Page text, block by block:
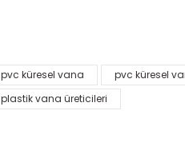
Bu ürünün fiyat bilgisi,
Ürün resmi kalitesiz, bozuk veya
pvc küresel vana pvc küresel
plastik vana üreticileri